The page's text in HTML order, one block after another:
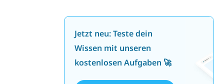
Jetzt neu: Teste dein
Wissen mit unseren
kostenlosen Aufgaben 🚀